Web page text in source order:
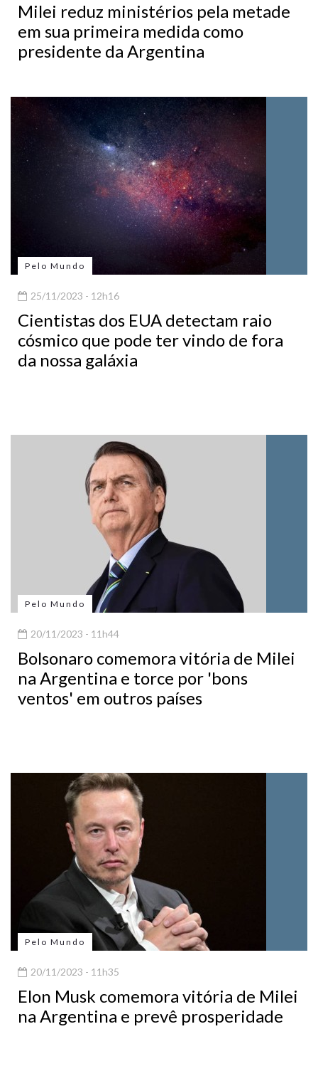
Milei reduz ministérios pela metade
em sua primeira medida como
presidente da Argentina
Pelo Mundo
25/11/2023 - 12h16
Cientistas dos EUA detectam raio
cósmico que pode ter vindo de fora
da nossa galáxia
Pelo Mundo
20/11/2023 - 11h44
Bolsonaro comemora vitória de Milei
na Argentina e torce por 'bons
ventos' em outros países
Pelo Mundo
20/11/2023 - 11h35
Elon Musk comemora vitória de Milei
na Argentina e prevê prosperidade